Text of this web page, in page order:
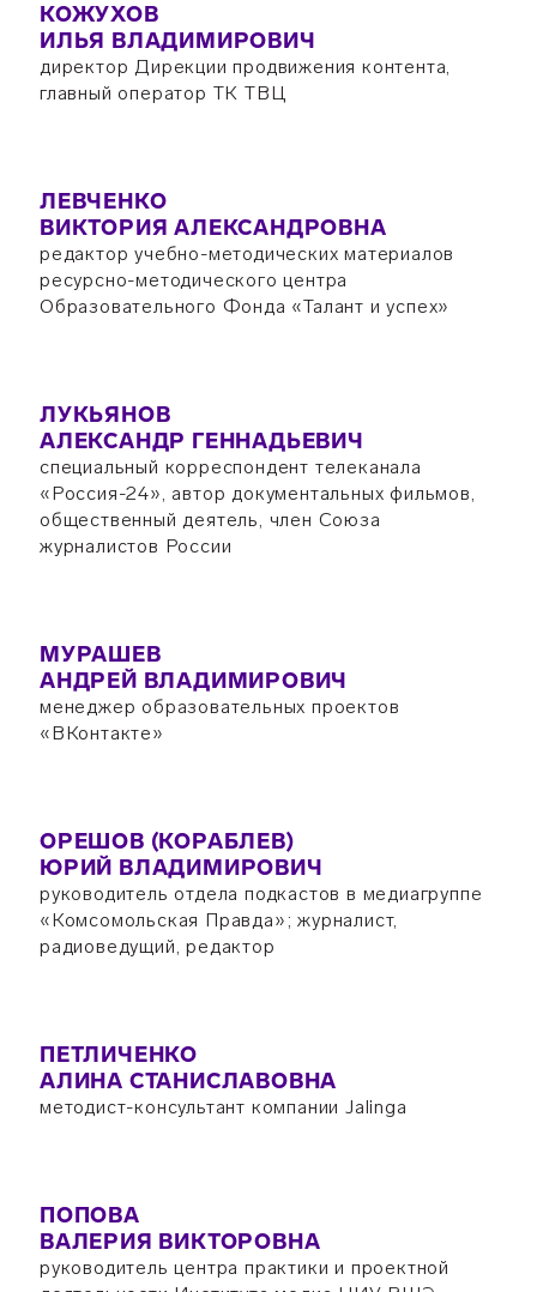
КОЖУХОВ
ИЛЬЯ ВЛАДИМИРОВИЧ
директор Дирекции продвижения контента,
главный оператор ТК ТВЦ
ЛЕВЧЕНКО
ВИКТОРИЯ АЛЕКСАНДРОВНА
редактор учебно-методических материалов
ресурсно-методического центра
Образовательного Фонда «Талант и успех»
ЛУКЬЯНОВ
АЛЕКСАНДР ГЕННАДЬЕВИЧ
специальный корреспондент телеканала
«Россия-24», автор документальных фильмов,
общественный деятель, член Союза
журналистов России
МУРАШЕВ
АНДРЕЙ ВЛАДИМИРОВИЧ
менеджер образовательных проектов
«ВКонтакте»
ОРЕШОВ (КОРАБЛЕВ)
ЮРИЙ ВЛАДИМИРОВИЧ
руководитель отдела подкастов в медиагруппе
«Комсомольская Правда»; журналист,
радиоведущий, редактор
ПЕТЛИЧЕНКО
АЛИНА СТАНИСЛАВОВНА
методист-консультант компании Jalinga
ПОПОВА
ВАЛЕРИЯ ВИКТОРОВНА
руководитель центра практики и проектной